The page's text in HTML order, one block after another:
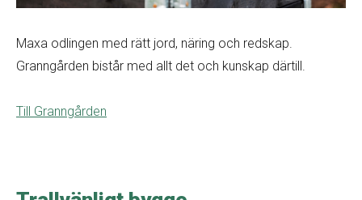
Maxa odlingen med rätt jord, näring och redskap.
Granngården bistår med allt det och kunskap därtill.
Till Granngården